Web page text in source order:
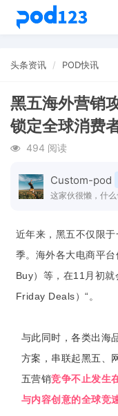
头条资讯 POD快讯
黑五海外营销
锁定全球消费
494 阅读
Custom-pod
这家伙很懒，什么
近年来，黑五不仅限
季。海外各大电商平
Buy）等，在11月初
Friday Deals）“。
与此同时，各类出海
方案，串联起黑五、
五营销竞争不止发生
与内容创意的全球竞